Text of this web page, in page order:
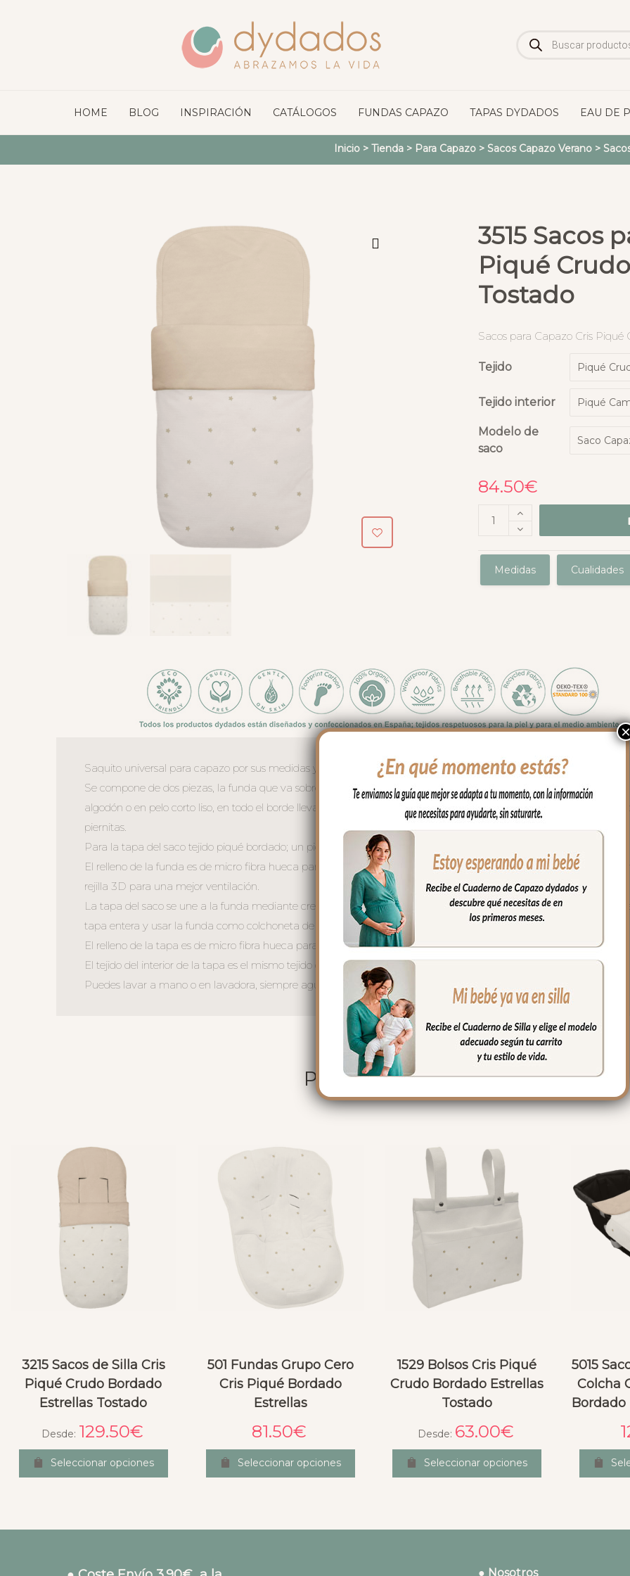
de
productos
HOME BLOG INSPIRACIÓN CATÁLOGOS FUNDAS CAPAZO TAPAS DYDADOS EAU DE
Inicio> Tienda> Para Capazo> Sacos Capazo Verano>
3515 Sacos
Piqué
Tostado
Sacos para Capazo Cris Piqué
Tejido
Tejido interior
Modelo de
saco
84.50€
Medidas Cualidades
Saquito universal para capazo por sus medidas y forma se adapta a la mayoría de capazos.
Se compone de dos piezas, la funda que va sobre el colchón del capazo; para el tejido de la funda puedes elegir
algodón o en pelo corto liso, en todo el borde lleva un volantito que permite cubrir la cremallera para no rozar al
piernitas.
Para la tapa del saco tejido piqué bordado; un piqué de algodón.
El relleno de la funda es de micro fibra hueca para mayor confort del bebé y muy buena transpirabilidad. Por el
rejilla 3D para una mejor ventilación.
La tapa del saco se une a la funda mediante cremalleras laterales, siempre al tono, que puedes abrir como
tapa entera y usar la funda como colchoneta de capazo.
El relleno de la tapa es de micro fibra hueca para mayor confort del bebé y muy buena transpirabilidad.
El tejido del interior de la tapa es el mismo tejido que la funda.
Puedes lavar a mano o en lavadora, siempre agua fría, jabones no abrasivos y secado al natural.
PRODUCTOS RELACIONADOS
3215 Sacos de Silla Cris
Piqué Crudo Bordado
Estrellas Tostado
Desde: 129.50€
Seleccionar opciones
501 Fundas Grupo Cero
Cris Piqué Bordado
Estrellas
81.50€
Seleccionar opciones
1529 Bolsos Cris Piqué
Crudo Bordado Estrellas
Tostado
Desde: 63.00€
Seleccionar opciones
5015
Colcha
Bordado
● Nosotros
×